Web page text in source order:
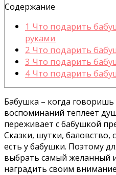
Содержание
1 Что подарить
руками
2 Что подарить
3 Что подарить
4 Что подарить
Бабушка – когда говоришь
воспоминаний теплеет
переживает с бабушкой
Сказки, шутки, баловство,
есть у бабушки. Поэтому
выбрать самый желанный
наградить своим